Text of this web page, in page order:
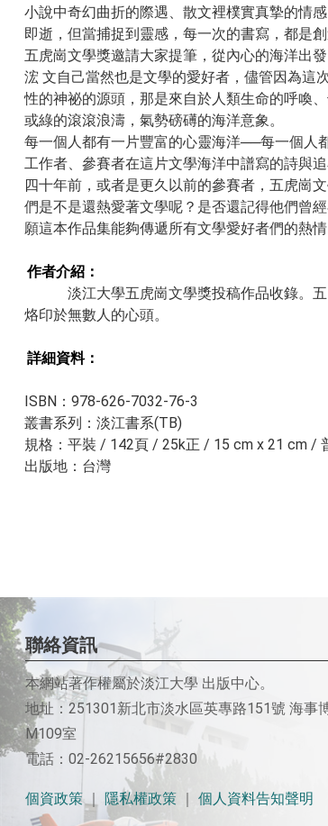
小說中奇幻曲折的際遇、散文裡樸實真摯的情
即逝，但當捕捉到靈感，每一次的書寫，都是創
五虎崗文學獎邀請大家提筆，從內心的海洋出
浤 文自己當然也是文學的愛好者，儘管因為這
性的神祕的源頭，那是來自於人類生命的呼喚
或綠的滾滾浪濤，氣勢磅礡的海洋意象。
每一個人都有一片豐富的心靈海洋──每一個人
工作者、參賽者在這片文學海洋中譜寫的詩與
四十年前，或者是更久以前的參賽者，五虎崗
們是不是還熱愛著文學呢？是否還記得他們曾
願這本作品集能夠傳遞所有文學愛好者們的
作者介紹：
淡江大學五虎崗文學獎投稿作品收錄。五 虎
烙印於無數人的心頭。
詳細資料：​​
ISBN：978-626-7032-76-3
叢書系列：淡江書系(TB)
規格：平裝 / 142頁 / 25k正 / 15 cm x 21 cm /
出版地：台灣
聯絡資訊
本網站著作權屬於淡江大學 出版中心。
地址：251301新北市淡水區英專路151號 海事
M109室
電話：02-26215656#2830
個資政策｜ 隱私權政策 個人資料告知聲明